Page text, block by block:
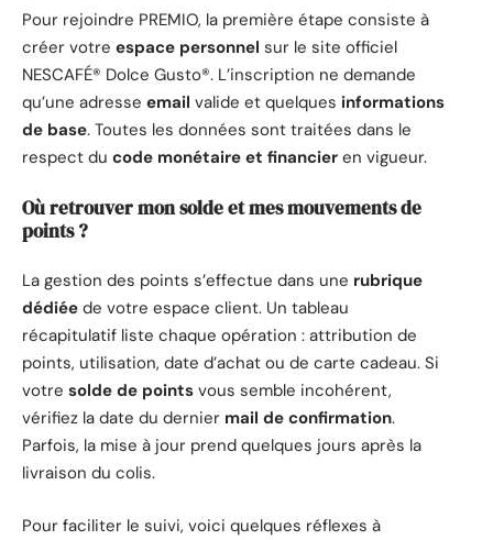
Pour rejoindre PREMIO, la première étape consiste à
créer votre espace personnel sur le site officiel
NESCAFÉ® Dolce Gusto®. L’inscription ne demande
qu’une adresse email valide et quelques informations
de base. Toutes les données sont traitées dans le
respect du code monétaire et financier en vigueur.
Où retrouver mon solde et mes mouvements de
points ?
La gestion des points s’effectue dans une rubrique
dédiée de votre espace client. Un tableau
récapitulatif liste chaque opération : attribution de
points, utilisation, date d’achat ou de carte cadeau. Si
votre solde de points vous semble incohérent,
vérifiez la date du dernier mail de confirmation.
Parfois, la mise à jour prend quelques jours après la
livraison du colis.
Pour faciliter le suivi, voici quelques réflexes à